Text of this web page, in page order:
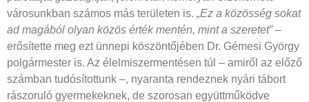
városunkban számos más területen is. „Ez a közösség sokat
ad magából olyan közös érték mentén, mint a szeretet”–
erősítette meg ezt ünnepi köszöntőjében Dr. Gémesi György
polgármester is. Az élelmiszermentésen túl – amiről az előző
számban tudósítottunk –, nyaranta rendeznek nyári tábort
rászoruló gyermekeknek, de szorosan együttműködve